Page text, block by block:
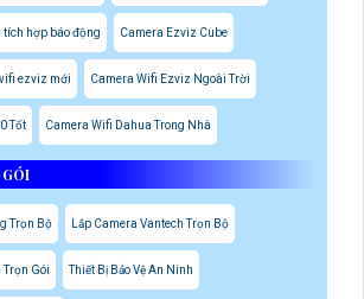
tích hợp báo động Camera Ezviz Cube
ezviz mới Camera Wifi Ezviz Ngoài Trời
Tốt Camera Wifi Dahua Trong Nhà
GÓI
Trọn Bộ Lắp Camera Vantech Trọn Bộ
Trọn Gói Thiết Bị Bảo Vệ An Ninh